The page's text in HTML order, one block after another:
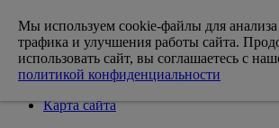
Доставка и оплата
Оптовикам
Статьи
Возврат товара
Карта сайта
Мы используем cookie-файлы для анализа
трафика и улучшения работы сайта.
использовать сайт, вы соглашаетесь с
политикой конфиденциальности